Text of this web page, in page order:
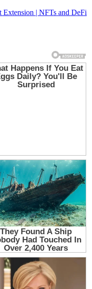
| NFTs and DeFi